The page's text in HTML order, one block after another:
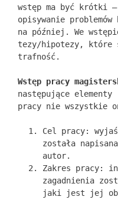
wstęp ma być krótki
opisywanie
na później. We
tezy/hipotezy, które
trafność.
Wstęp pracy
następujące
pracy nie wszystkie
Cel pracy:
została
autor.
Zakres pracy:
zagadnienia
jaki jest jej